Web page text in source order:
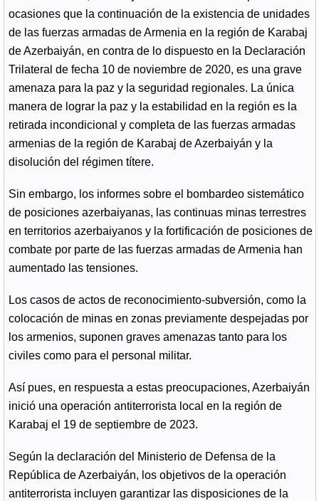
ocasiones que la continuación de la existencia de unidades
de las fuerzas armadas de Armenia en la región de Karabaj
de Azerbaiyán, en contra de lo dispuesto en la Declaración
Trilateral de fecha 10 de noviembre de 2020, es una grave
amenaza para la paz y la seguridad regionales. La única
manera de lograr la paz y la estabilidad en la región es la
retirada incondicional y completa de las fuerzas armadas
armenias de la región de Karabaj de Azerbaiyán y la
disolución del régimen títere.
Sin embargo, los informes sobre el bombardeo sistemático
de posiciones azerbaiyanas, las continuas minas terrestres
en territorios azerbaiyanos y la fortificación de posiciones de
combate por parte de las fuerzas armadas de Armenia han
aumentado las tensiones.
Los casos de actos de reconocimiento-subversión, como la
colocación de minas en zonas previamente despejadas por
los armenios, suponen graves amenazas tanto para los
civiles como para el personal militar.
Así pues, en respuesta a estas preocupaciones, Azerbaiyán
inició una operación antiterrorista local en la región de
Karabaj el 19 de septiembre de 2023.
Según la declaración del Ministerio de Defensa de la
República de Azerbaiyán, los objetivos de la operación
antiterrorista incluyen garantizar las disposiciones de la